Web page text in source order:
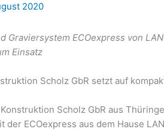
2020
Graviersystem ECOexpress von
Einsatz
Scholz GbR setzt auf
Scholz GbR aus
der ECOexpress aus dem Hause